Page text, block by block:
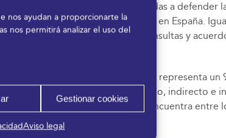
nos ayudan a proporcionarte la
nos permitirá analizar el uso del
Gestionar cookies
Aviso legal
acciones comunes encaminadas a defender
de congresos y reuniones en España.
como elaborar propuestas, consultas y
con 31 miembros asociados y representa un
millones de euros (impacto directo, indirecto e
e indirectos. España se encuentra entre